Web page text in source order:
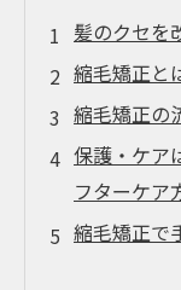
髪のクセを
縮毛矯正と
縮毛矯正の
保護・ケア
フターケア
縮毛矯正で